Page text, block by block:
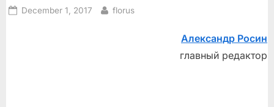
Posted
December 1, 2017 By
florus
Александр Росин
главный редактор